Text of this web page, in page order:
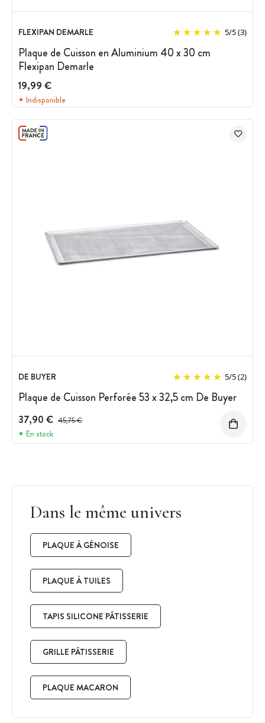
FLEXIPAN DEMARLE 5/5(3)
Plaque de Cuisson en Aluminium 40 x 30 cm
Flexipan Demarle
19,99 €
Indisponible
DE BUYER 5/5(2)
Plaque de Cuisson Perforée 53 x 32,5 cm De Buyer
37,90 € Prix avant réduction :
45,75 €
En stock
Dans le même univers
PLAQUE À GÉNOISE
PLAQUE À TUILES
TAPIS SILICONE PÂTISSERIE
GRILLE PÂTISSERIE
PLAQUE MACARON